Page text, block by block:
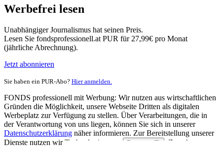
Werbefrei lesen
Unabhängiger Journalismus hat seinen Preis.
Lesen Sie fondsprofessionell.at PUR für 27,99€ pro Monat
(jährliche Abrechnung).
Jetzt abonnieren
Sie haben ein PUR-Abo? Hier anmelden.
FONDS professionell mit Werbung: Wir nutzen aus wirtschaftlichen
Gründen die Möglichkeit, unsere Webseite Dritten als digitalen
Werbeplatz zur Verfügung zu stellen. Über Verarbeitungen, die in
der Verantwortung von uns liegen, können Sie sich in unserer
Datenschutzerklärung näher informieren. Zur Bereitstellung unserer
Dienste nutzen wir Technologien von
Partnern (5)
. Zwecke: